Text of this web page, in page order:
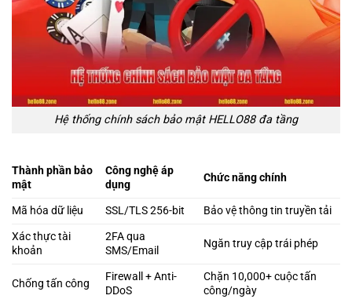
Hệ thống chính sách bảo mật HELLO88 đa tầng
Thành phần bảo
mật
Công nghệ áp
dụng
Chức năng chính
Mã hóa dữ liệu SSL/TLS 256-bit
Bảo vệ thông tin truyền tải
Xác thực tài
khoản
2FA qua
SMS/Email
Ngăn truy cập trái phép
Chống tấn công
Firewall + Anti-
DDoS
Chặn 10,000+ cuộc tấn
công/ngày